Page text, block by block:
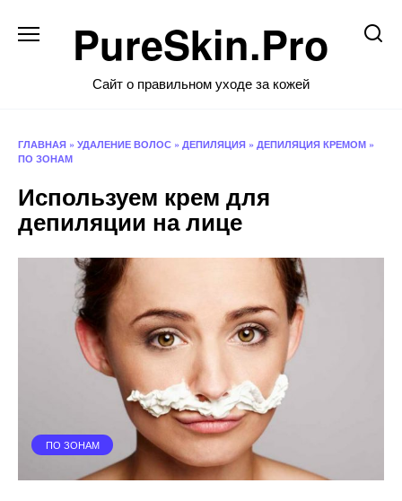
содержаниюPureSkin.Pro
Сайт о правильном уходе за кожей
ГЛАВНАЯ » УДАЛЕНИЕ ВОЛОС » ДЕПИЛЯЦИЯ » ДЕПИЛЯЦИЯ КРЕМОМ »
ПО ЗОНАМ
Используем крем для
депиляции на лице
ПО ЗОНАМ